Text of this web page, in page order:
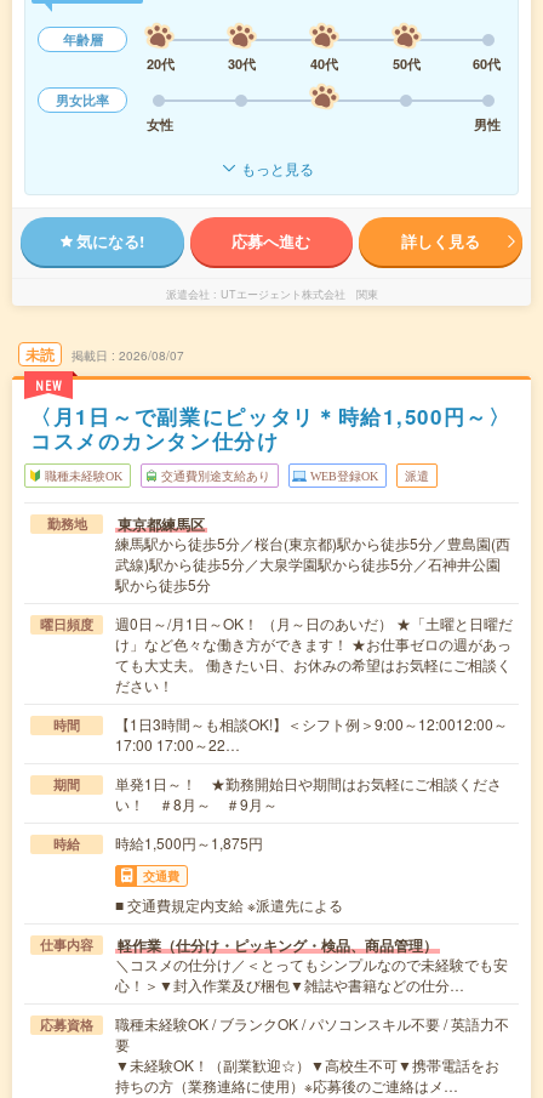
年齢層
20代
30代 40代 50代
60代
男女比率
女性
男性
もっと見る
気になる! 応募へ進む 詳しく見る
派遣会社 UTエージェント株式会社 関東
未読
NEW
掲載日 2026/08/07
〈月1日～で副業にピッタリ＊時給1,500円～〉
コスメのカンタン仕分け
職種未経験OK 交通費別途支給あり WEB登録OK 派遣
勤務地 東京都練馬区
練馬駅から徒歩5分／桜台(東京都)駅から徒歩5分／豊島園(西
武線)駅から徒歩5分／大泉学園駅から徒歩5分／石神井公園
駅から徒歩5分
曜日頻度
週0日～/月1日～OK！ （月～日のあいだ） ★「土曜と日曜だ
け」など色々な働き方ができます！ ★お仕事ゼロの週があっ
ても大丈夫。 働きたい日、お休みの希望はお気軽にご相談く
ださい！
時間
【1日3時間～も相談OK!】＜シフト例＞9:00～12:0012:00～
17:00 17:00～22…
期間
単発1日～！ ★勤務開始日や期間はお気軽にご相談くださ
い！ ＃8月～ ＃9月～
時給 時給1,500円～1,875円
交通費
■ 交通費規定内支給 ※派遣先による
仕事内容 軽作業（仕分け・ピッキング・検品、商品管理）
＼コスメの仕分け／＜とってもシンプルなので未経験でも安
心！＞▼封入作業及び梱包▼雑誌や書籍などの仕分…
応募資格
職種未経験OK / ブランクOK / パソコンスキル不要 / 英語力不
要
▼未経験OK！（副業歓迎☆）▼高校生不可▼携帯電話をお
持ちの方（業務連絡に使用）※応募後のご連絡はメ…